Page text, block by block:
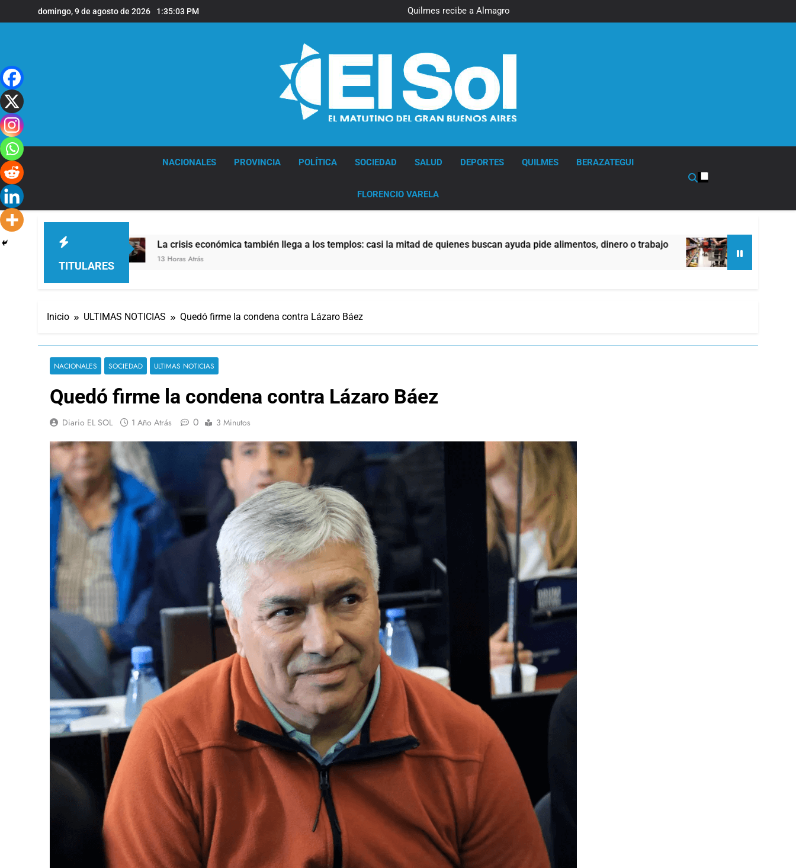
al
domingo, 9 de agosto de 2026 1:35:04 PM
Quilmes recibe a Almagro con
la mira puesta en el Reducido
NACIONALES PROVINCIA POLÍTICA SOCIEDAD SALUD DEPORTES QUILMES BERAZATEGUI
FLORENCIO VARELA
TITULARES
La crisis económica también llega a los templos: casi la mitad de quienes buscan ayuda pide alimentos, dinero o trabajo
13 Horas Atrás
Economía en dos
19 Horas Atrás
Inicio ULTIMAS NOTICIAS Quedó firme la condena contra Lázaro Báez
NACIONALES SOCIEDAD ULTIMAS NOTICIAS
Quedó firme la condena contra Lázaro Báez
Diario EL SOL 1 Año Atrás 0 3 Minutos